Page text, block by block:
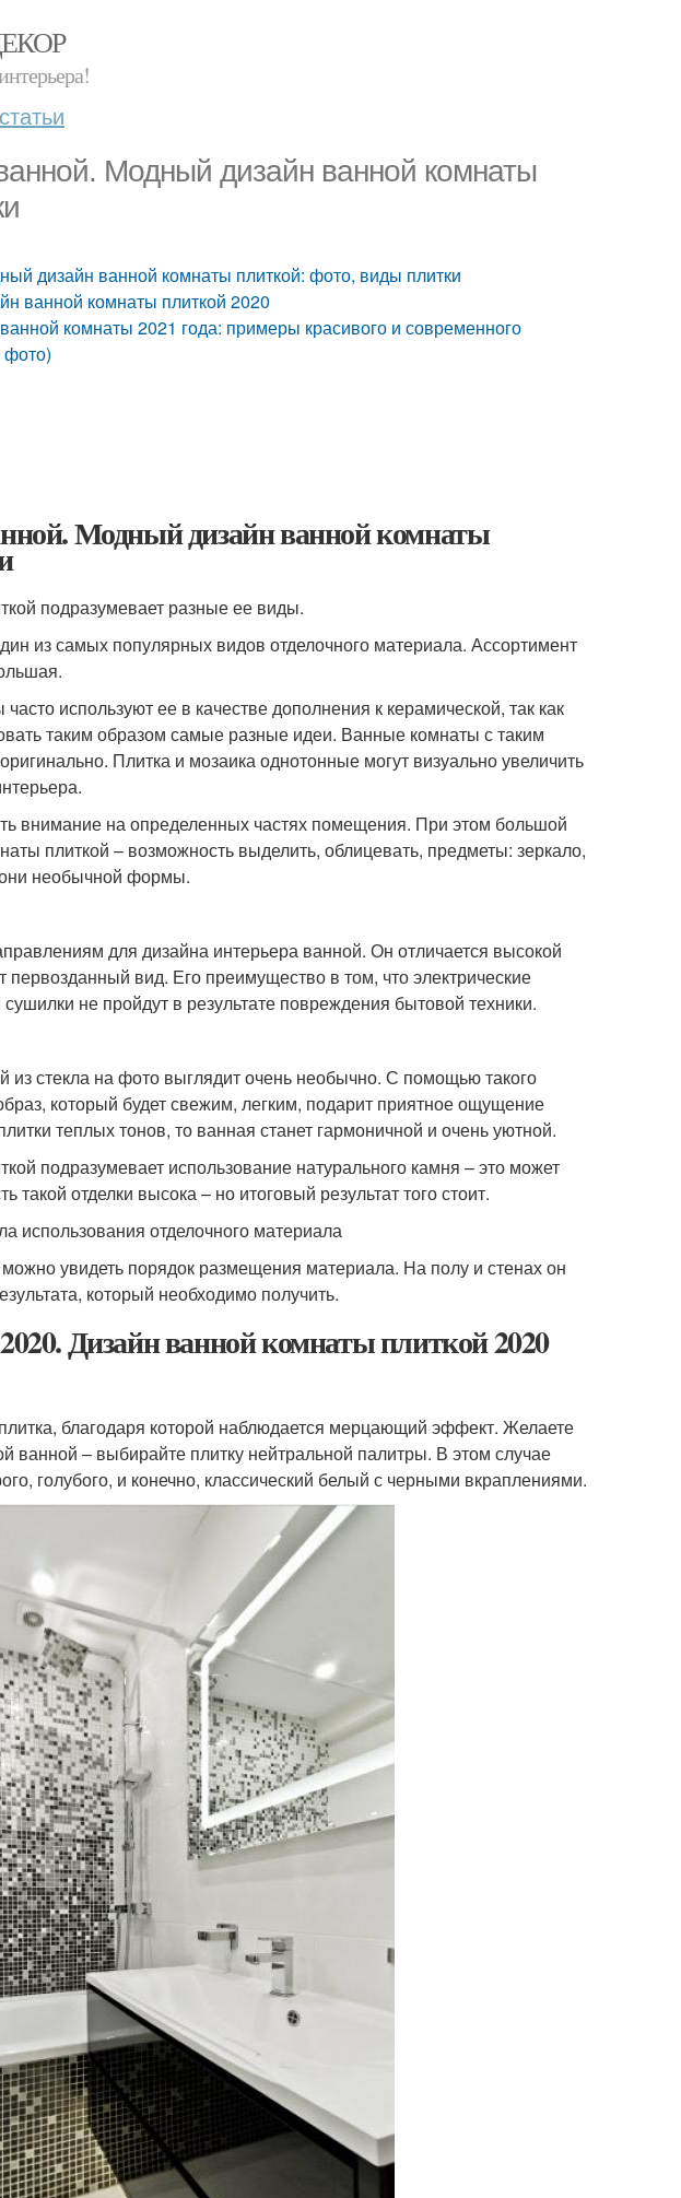
статьи
Модный дизайн ванной комнаты
дизайн ванной комнаты плиткой: фото, виды плитки
ванной комнаты плиткой 2020
комнаты 2021 года: примеры красивого и современного
Модный дизайн ванной комнаты
подразумевает разные ее виды.
из самых популярных видов отделочного материала. Ассортимент
используют ее в качестве дополнения к керамической, так как
таким образом самые разные идеи. Ванные комнаты с таким
Плитка и мозаика однотонные могут визуально увеличить
внимание на определенных частях помещения. При этом большой
плиткой – возможность выделить, облицевать, предметы: зеркало,
необычной формы.
для дизайна интерьера ванной. Он отличается высокой
первозданный вид. Его преимущество в том, что электрические
не пройдут в результате повреждения бытовой техники.
из стекла на фото выглядит очень необычно. С помощью такого
который будет свежим, легким, подарит приятное ощущение
теплых тонов, то ванная станет гармоничной и очень уютной.
подразумевает использование натурального камня – это может
отделки высока – но итоговый результат того стоит.
использования отделочного материала
увидеть порядок размещения материала. На полу и стенах он
который необходимо получить.
Дизайн ванной комнаты плиткой 2020
благодаря которой наблюдается мерцающий эффект. Желаете
ванной – выбирайте плитку нейтральной палитры. В этом случае
голубого, и конечно, классический белый с черными вкраплениями.